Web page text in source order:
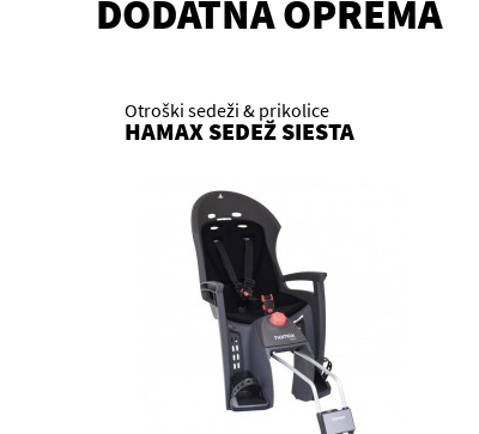
DODATNA OPREMA
Otroški sedeži & prikolice
HAMAX SEDEŽ SIESTA